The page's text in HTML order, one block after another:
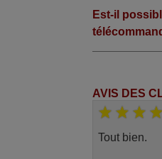
Est-il
AVIS DES
Tout bien.